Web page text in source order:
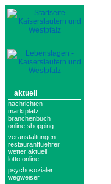
aktuell
nachrichten
marktplatz
branchenbuch
online shopping
veranstaltungen
restaurantfuehrer
wetter aktuell
lotto online
psychosozialer
wegweiser